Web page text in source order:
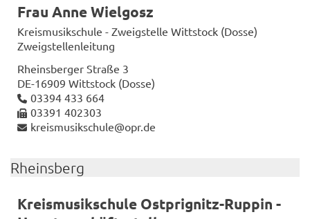
Frau Anne Wie­lgosz
Kreis­mu­sik­schu­le - Zweig­stel­le Witt­stock (Dosse)
Zweig­stel­len­lei­tung
Rheins­ber­ger Stra­ße 3
DE-​16909 Witt­stock (Dosse)
03394 433 664
03391 402303
kreis­mu­sik­schu­le@opr.de
Rheins­berg
Kreis­mu­sik­schu­le Ostprignitz-​Ruppin -